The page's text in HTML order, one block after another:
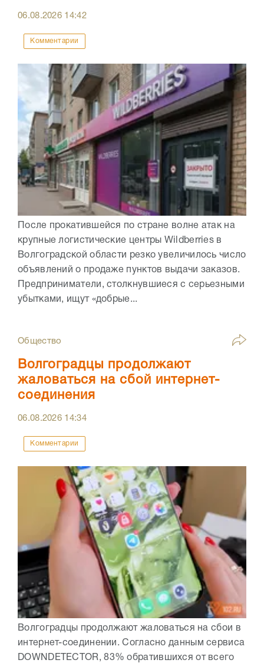
06.08.2026 14:42
Комментарии
После прокатившейся по стране волне атак на
крупные логистические центры Wildberries в
Волгоградской области резко увеличилось число
объявлений о продаже пунктов выдачи заказов.
Предприниматели, столкнувшиеся с серьезными
убытками, ищут «добрые...
Общество
Волгоградцы продолжают
жаловаться на сбой интернет-
соединения
06.08.2026 14:34
Комментарии
Волгоградцы продолжают жаловаться на сбои в
интернет-соединении. Согласно данным сервиса
DOWNDETECTOR, 83% обратившихся от всего